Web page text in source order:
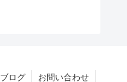
ブログ お問い合わせ